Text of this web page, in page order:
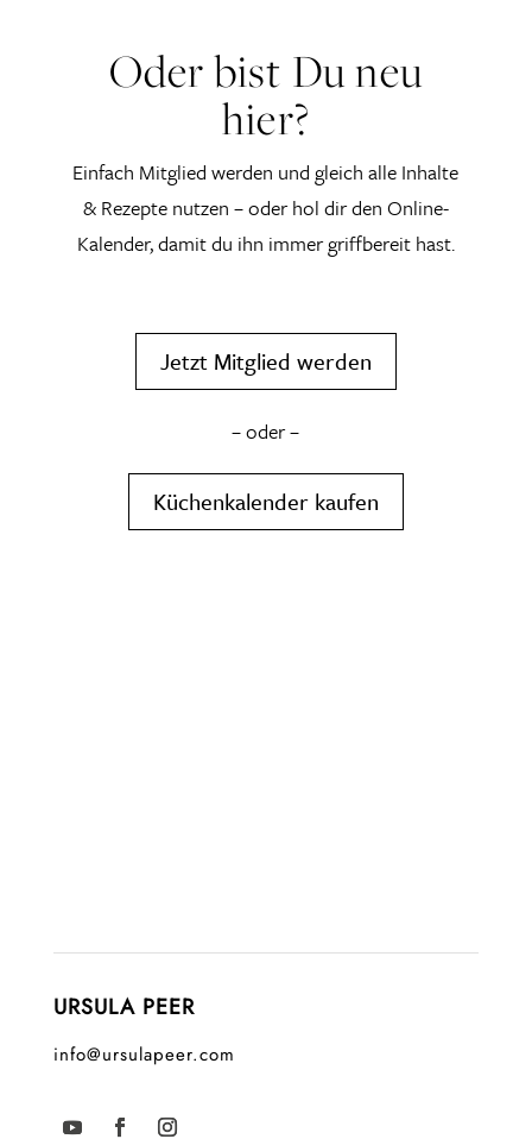
Oder bist Du neu
hier?
Einfach Mitglied werden und gleich alle Inhalte
& Rezepte nutzen – oder hol dir den Online-
Kalender, damit du ihn immer griffbereit hast.
Jetzt Mitglied werden
– oder –
Küchenkalender kaufen
URSULA PEER
info@ursulapeer.com